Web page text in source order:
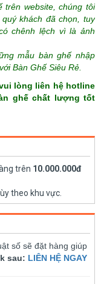
trên website, chúng tôi
khách đã chọn, tuy
chênh lệch vì là ảnh
mẫu bàn ghế nhập
Bàn Ghế Siêu Rẻ.
lòng liên hệ hotline
ghế chất lượng tốt
trên 10.000.000đ
theo khu vực.
số sẽ đặt hàng giúp
sau: LIÊN HỆ NGAY